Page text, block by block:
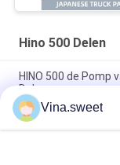
Hino 500 Delen
HINO 500 de
Delen
S130A-E0101 de
Vina.sweet